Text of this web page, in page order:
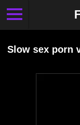
Slow sex porn